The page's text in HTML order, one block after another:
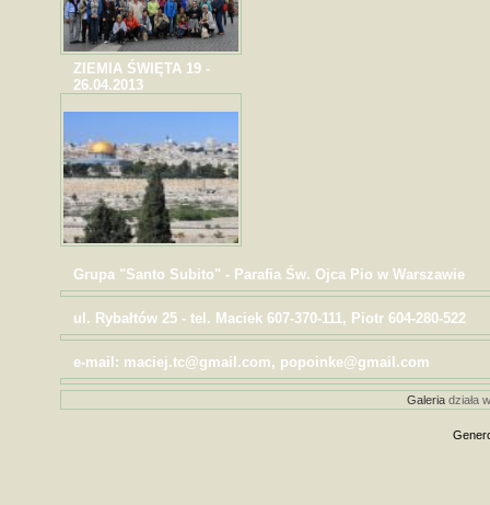
ZIEMIA ŚWIĘTA 19 -
26.04.2013
Grupa "Santo Subito" - Parafia Św. Ojca Pio w Warszawie
ul. Rybałtów 25 - tel. Maciek 607-370-111, Piotr 604-280-522
e-mail: maciej.tc@gmail.com, popoinke@gmail.com
Galeriadziała